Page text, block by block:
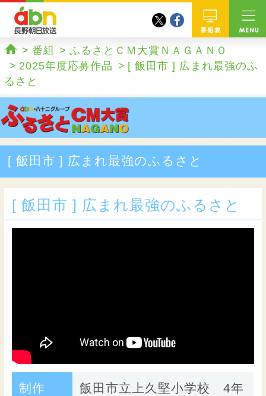
twitterfacebook
ホーム
番組
ふるさとＣＭ大賞ＮＡＧＡＮＯ
2025年度応募作品
[ 飯田市 ] 広まれ最強のふ
るさと
[ 飯田市 ] 広まれ最強のふるさと
[ 飯田市 ] 広まれ最強のふるさと
制作
飯田市立上久堅小学校 4年